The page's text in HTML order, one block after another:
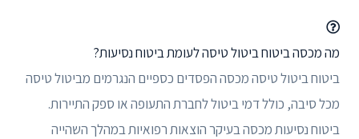
מה מכסה ביטוח ביטול טיסה לעומת ביטוח נסיעות?
ביטוח ביטול טיסה מכסה הפסדים כספיים הנגרמים מביטול טיסה
מכל סיבה, כולל דמי ביטול לחברת התעופה או ספק התיירות.
ביטוח נסיעות מכסה בעיקר הוצאות רפואיות במהלך השהייה